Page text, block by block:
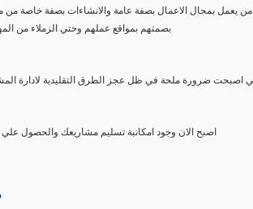
بصمتهم بمواقع عملهم وحتي الزملاء من